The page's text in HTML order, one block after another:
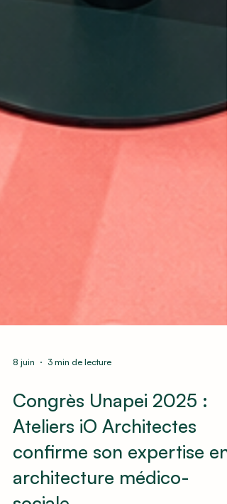
8 juin 3 min de lecture
Congrès Unapei 2025 :
Ateliers iO Architectes
confirme son expertise en